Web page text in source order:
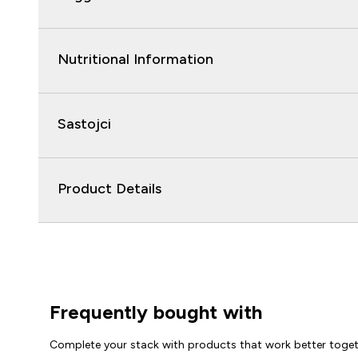
Nutritional Information
Sastojci
Product Details
Frequently bought with
Complete your stack with products that work better